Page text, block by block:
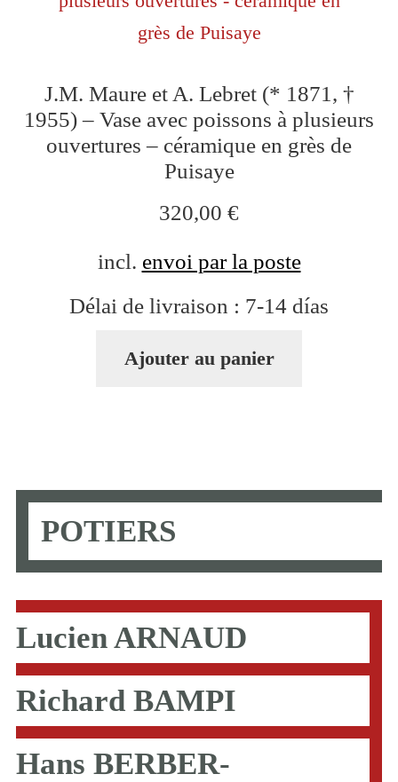
J.M. Maure et A. Lebret (* 1871, †
1955) – Vase avec poissons à plusieurs
ouvertures – céramique en grès de
Puisaye
320,00 €
incl. envoi par la poste
Délai de livraison : 7-14 días
Ajouter au panier
POTIERS
Lucien ARNAUD
Richard BAMPI
Hans BERBER-